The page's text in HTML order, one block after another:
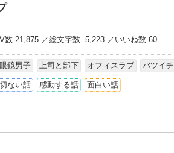
数 21,875 ／総文字数 5,223 ／いいね数 60
眼鏡男子 上司と部下 オフィスラブ バツイチ
切ない話 感動する話 面白い話